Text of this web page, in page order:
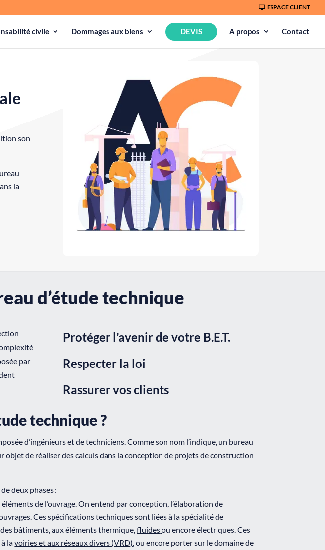
ESPACE CLIENT
civile Dommages aux biens DEVIS A propos Contact
son
la
d’étude technique
par
Protéger l’avenir de votre B.E.T.
Respecter la loi
Rassurer vos clients
technique ?
d’ingénieurs et de techniciens. Comme son nom l’indique, un bureau
objet de réaliser des calculs dans la conception de projets de construction
deux phases :
de l’ouvrage. On entend par conception, l’élaboration de
Ces spécifications techniques sont liées à la spécialité de
bâtiments, aux éléments thermique,fluidesou encore électriques. Ces
à lavoiries et aux réseaux divers (VRD), ou encore porter sur le domaine de